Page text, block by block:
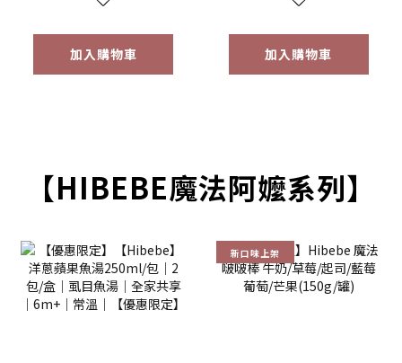
加入購物車 加入購物車
【HIBEBE魔法阿嬤系列】
新口味上架